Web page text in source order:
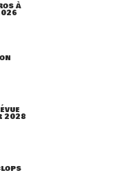
À
2028